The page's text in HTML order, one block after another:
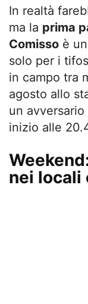
In realtà
ma la prima
Comisso è
solo per i
in campo tra
agosto allo
un
inizio alle
nei locali